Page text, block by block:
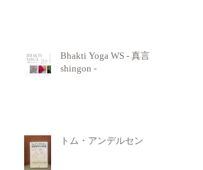
Bhakti Yoga WS - 真言
shingon -
トム・アンデルセン